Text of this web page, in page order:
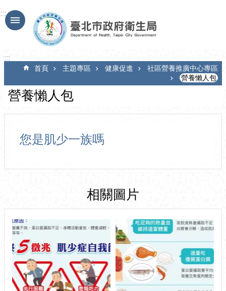
跳到主要內容區塊
:::
:::
首頁 主題專區 健康促進
社區營養推廣中心專區
營養懶人包
營養懶人包
您是肌少一族嗎
相關圖片